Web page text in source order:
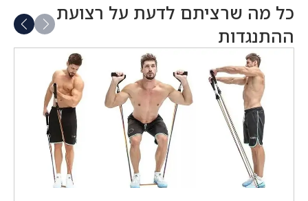
₪529.
₪189.
כל מה שרציתם לדעת על רצועת
ההתנגדות